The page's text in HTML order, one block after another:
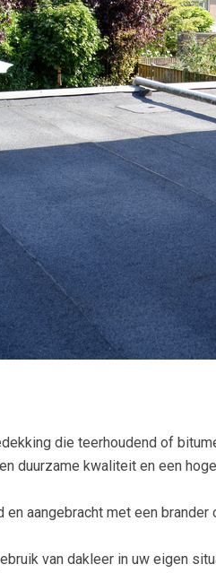
die teerhoudend of
duurzame kwaliteit en een
aangebracht met een brander
van dakleer in uw eigen